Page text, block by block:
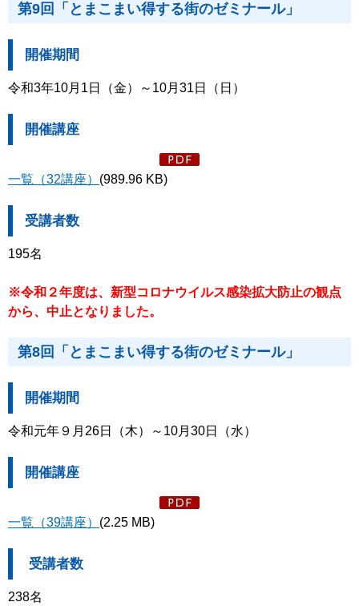
第9回「とまこまい得する街のゼミナール」
開催期間
令和3年10月1日（金）～10月31日（日）
開催講座
一覧（32講座） (989.96 KB)
受講者数
195名
※令和２年度は、新型コロナウイルス感染拡大防止の観点
から、中止となりました。
第8回「とまこまい得する街のゼミナール」
開催期間
令和元年９月26日（木）～10月30日（水）
開催講座
一覧（39講座） (2.25 MB)
受講者数
238名